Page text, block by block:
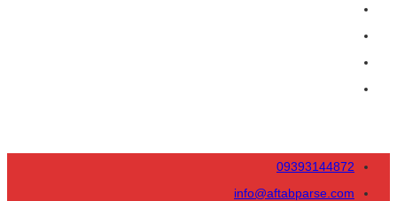
09393144872
info@aftabparse.com